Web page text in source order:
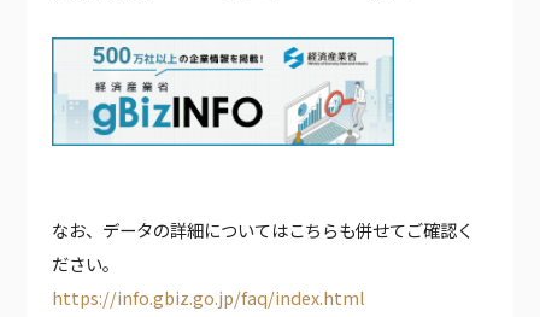
なお、データの詳細についてはこちらも併せてご確認く
ださい。
https://info.gbiz.go.jp/faq/index.html